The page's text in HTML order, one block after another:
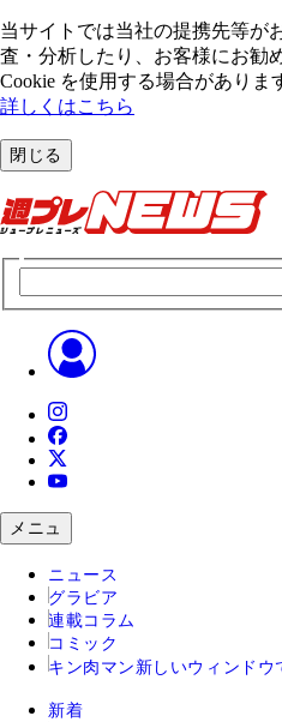
当サイトでは当社の提携先等が
査・分析したり、お客様にお勧
Cookie を使⽤する場合がありま
詳しくはこちら
閉じる
メニュ
ニュース
グラビア
連載コラム
コミック
キン肉マン 新しいウィンドウ
新着